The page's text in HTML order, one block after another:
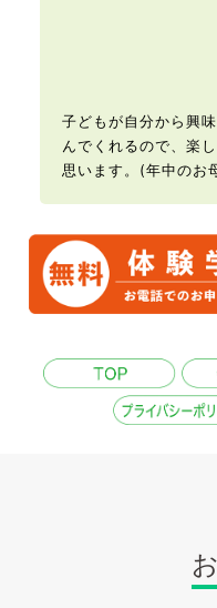
子どもが自分から興
んでくれるので、楽
思います。(年中のお